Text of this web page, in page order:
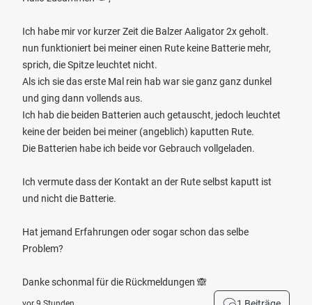
Ich habe mir vor kurzer Zeit die Balzer Aaligator 2x geholt.
nun funktioniert bei meiner einen Rute keine Batterie mehr,
sprich, die Spitze leuchtet nicht.
Als ich sie das erste Mal rein hab war sie ganz ganz dunkel
und ging dann vollends aus.
Ich hab die beiden Batterien auch getauscht, jedoch leuchtet
keine der beiden bei meiner (angeblich) kaputten Rute.
Die Batterien habe ich beide vor Gebrauch vollgeladen.
Ich vermute dass der Kontakt an der Rute selbst kaputt ist
und nicht die Batterie.
Hat jemand Erfahrungen oder sogar schon das selbe
Problem?
Danke schonmal für die Rückmeldungen 🙈